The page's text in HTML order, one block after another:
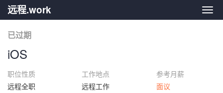
远
远程.work
已过期
iOS
职位性质
远程全职
工作地点
远程工作
参考月薪
面议